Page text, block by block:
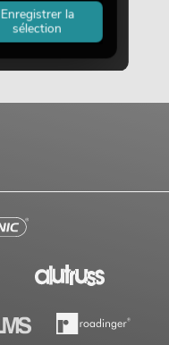
Enregistrer la
sélection